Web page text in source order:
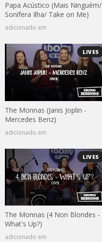
Papa Acústico (Mais Ninguém/
Sonífera Ilha/ Take on Me)
adicionado em
LIVES
The Monnas (Janis Joplin -
Mercedes Benz)
adicionado em
LIVES
The Monnas (4 Non Blondes -
What's Up?)
adicionado em